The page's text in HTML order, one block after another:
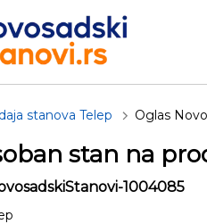
stanova Telep Oglas
stan na
1004085